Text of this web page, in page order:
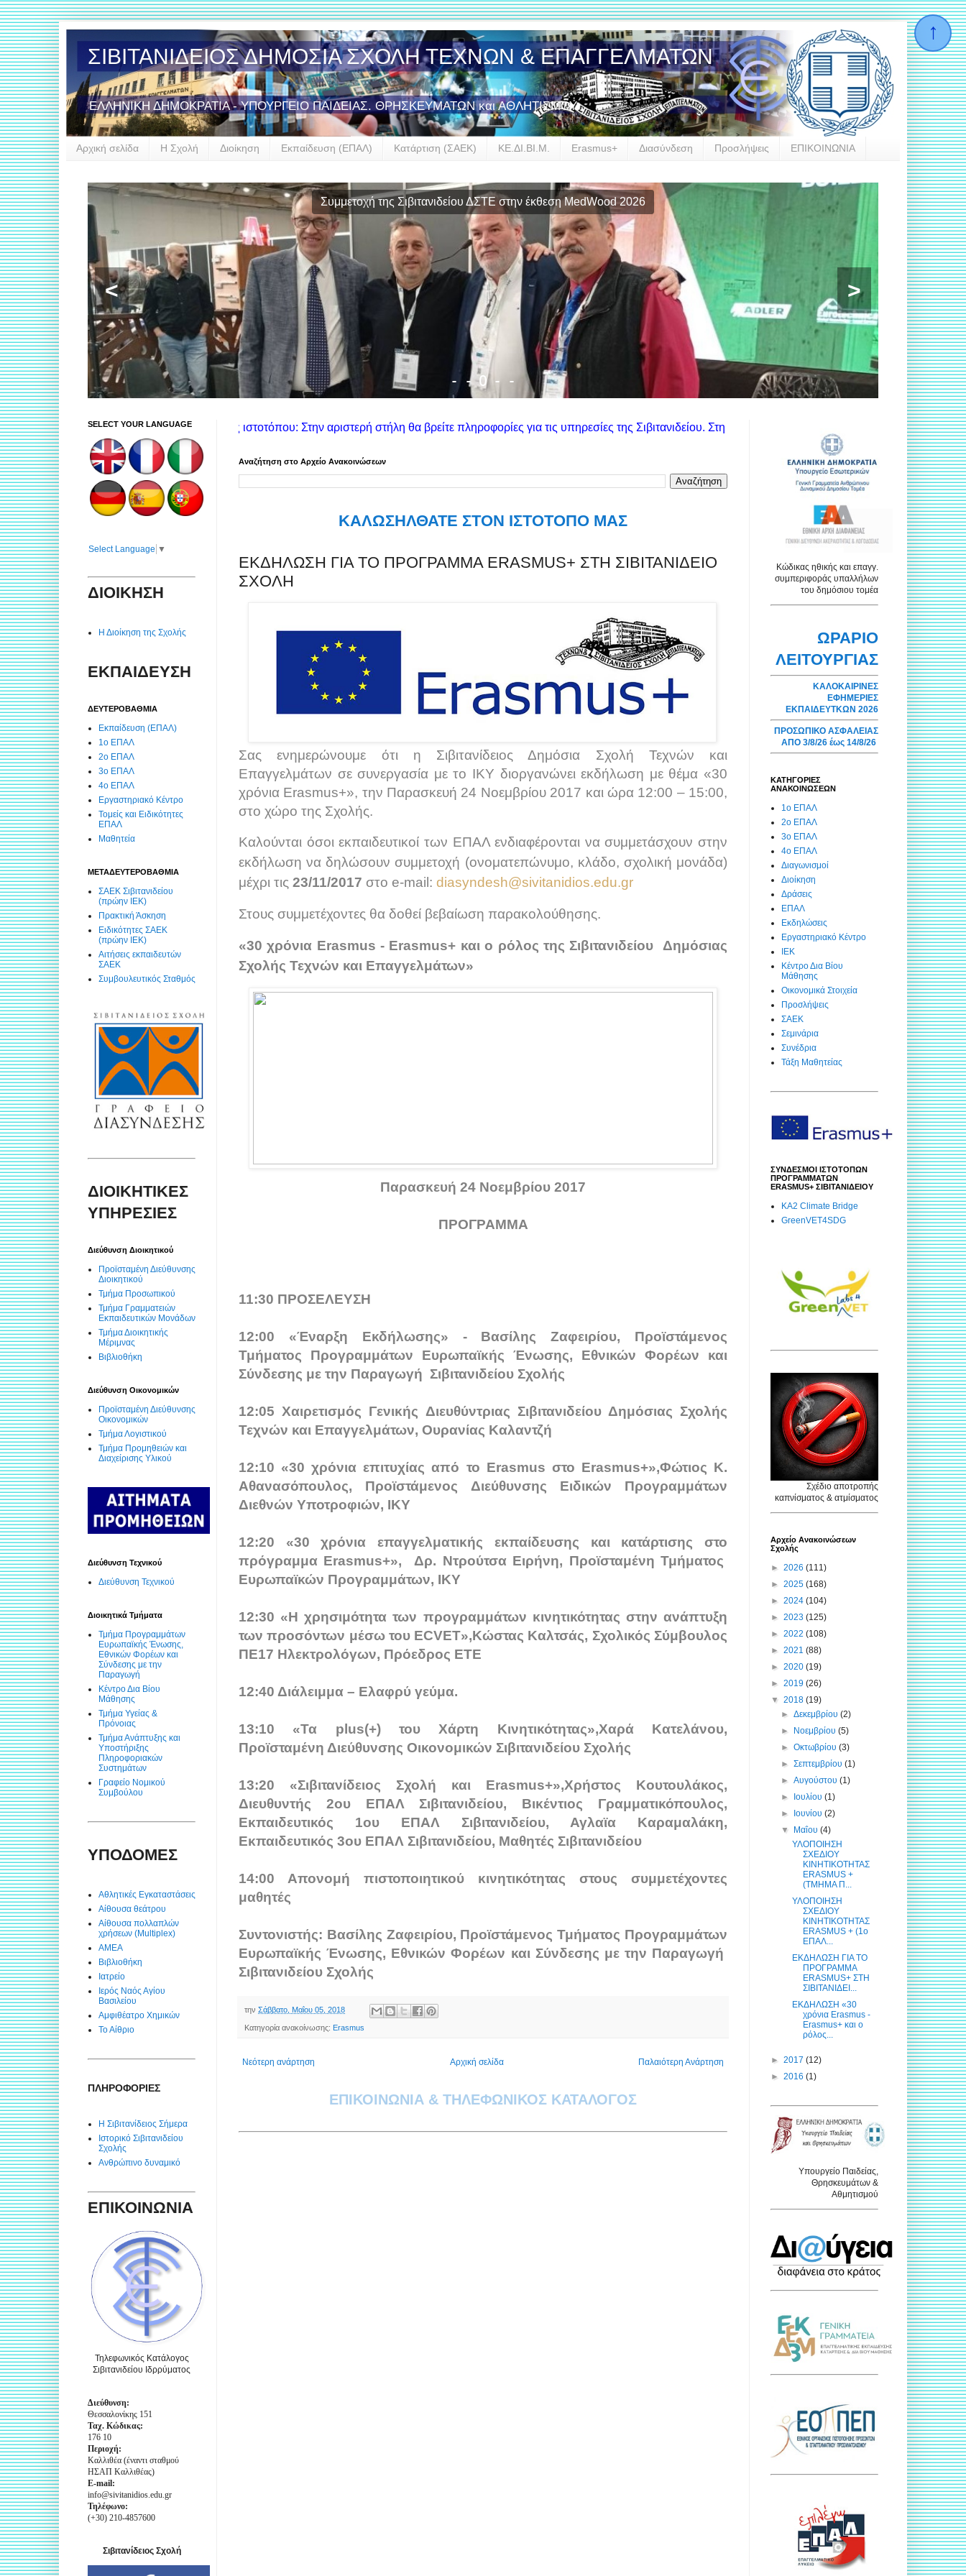
ΣΙΒΙΤΑΝΙΔΕΙΟΣ ΔΗΜΟΣΙΑ ΣΧΟΛΗ ΤΕΧΝΩΝ & ΕΠΑΓΓΕΛΜΑΤΩΝ
ΕΛΛΗΝΙΚΗ ΔΗΜΟΚΡΑΤΙΑ - ΥΠΟΥΡΓΕΙΟ ΠΑΙΔΕΙΑΣ. ΘΡΗΣΚΕΥΜΑΤΩΝ και ΑΘΛΗΤΙΣΜΟΥ
Αρχική σελίδα Η Σχολή Διοίκηση Εκπαίδευση (ΕΠΑΛ) Κατάρτιση (ΣΑΕΚ) ΚΕ.ΔΙ.ΒΙ.Μ. Erasmus+ Διασύνδεση Προσλήψεις ΕΠΙΚΟΙΝΩΝΙΑ
Συμμετοχή της Σιβιτανιδείου ΔΣΤΕ στην έκθεση MedWood 2026
< >
- - O - -
Οδηγίες χρήσης ιστοτόπου: Στην αριστερή στήλη θα βρείτε πληροφορίες για τις υπηρεσίες της Σιβιτανιδείου. Στη δεξιά στήλη θα βρείτε τις ανακοινώσεις των αντίστοιχων
Αναζήτηση στο Αρχείο Ανακοινώσεων
ΚΑΛΩΣΗΛΘΑΤΕ ΣΤΟΝ ΙΣΤΟΤΟΠΟ ΜΑΣ
ΕΚΔΗΛΩΣΗ ΓΙΑ ΤΟ ΠΡΟΓΡΑΜΜΑ ERASMUS+ ΣΤΗ ΣΙΒΙΤΑΝΙΔΕΙΟ
ΣΧΟΛΗ
Σας ενημερώνουμε ότι η Σιβιτανίδειος Δημόσια Σχολή Τεχνών και
Επαγγελμάτων σε συνεργασία με το ΙΚΥ διοργανώνει εκδήλωση με θέμα «30
χρόνια Erasmus+», την Παρασκευή 24 Νοεμβρίου 2017 και ώρα 12:00 – 15:00,
στο χώρο της Σχολής.
Καλούνται όσοι εκπαιδευτικοί των ΕΠΑΛ ενδιαφέρονται να συμμετάσχουν στην
εκδήλωση να δηλώσουν συμμετοχή (ονοματεπώνυμο, κλάδο, σχολική μονάδα)
μέχρι τις 23/11/2017 στο e-mail: diasyndesh@sivitanidios.edu.gr
Στους συμμετέχοντες θα δοθεί βεβαίωση παρακολούθησης.
«30 χρόνια Erasmus - Erasmus+ και ο ρόλος της Σιβιτανιδείου Δημόσιας
Σχολής Τεχνών και Επαγγελμάτων»
Παρασκευή 24 Νοεμβρίου 2017
ΠΡΟΓΡΑΜΜΑ
11:30 ΠΡΟΣΕΛΕΥΣΗ
12:00 «Έναρξη Εκδήλωσης» - Βασίλης Ζαφειρίου, Προϊστάμενος
Τμήματος Προγραμμάτων Ευρωπαϊκής Ένωσης, Εθνικών Φορέων και
Σύνδεσης με την Παραγωγή Σιβιτανιδείου Σχολής
12:05 Χαιρετισμός Γενικής Διευθύντριας Σιβιτανιδείου Δημόσιας Σχολής
Τεχνών και Επαγγελμάτων, Ουρανίας Καλαντζή
12:10 «30 χρόνια επιτυχίας από το Εrasmus στο Εrasmus+»,Φώτιος Κ.
Αθανασόπουλος, Προϊστάμενος Διεύθυνσης Ειδικών Προγραμμάτων
Διεθνών Υποτροφιών, ΙΚΥ
12:20 «30 χρόνια επαγγελματικής εκπαίδευσης και κατάρτισης στο
πρόγραμμα Εrasmus+», Δρ. Ντρούτσα Ειρήνη, Προϊσταμένη Τμήματος
Ευρωπαϊκών Προγραμμάτων, ΙΚΥ
12:30 «Η χρησιμότητα των προγραμμάτων κινητικότητας στην ανάπτυξη
των προσόντων μέσω του ECVET»,Κώστας Καλτσάς, Σχολικός Σύμβουλος
ΠΕ17 Ηλεκτρολόγων, Πρόεδρος ΕΤΕ
12:40 Διάλειμμα – Ελαφρύ γεύμα.
13:10 «Τα plus(+) του Χάρτη Κινητικότητας»,Χαρά Κατελάνου,
Προϊσταμένη Διεύθυνσης Οικονομικών Σιβιτανιδείου Σχολής
13:20 «Σιβιτανίδειος Σχολή και Erasmus+»,Χρήστος Κουτουλάκος,
Διευθυντής 2ου ΕΠΑΛ Σιβιτανιδείου, Βικέντιος Γραμματικόπουλος,
Εκπαιδευτικός 1ου ΕΠΑΛ Σιβιτανιδείου, Αγλαϊα Καραμαλάκη,
Εκπαιδευτικός 3ου ΕΠΑΛ Σιβιτανιδείου, Μαθητές Σιβιτανιδείου
14:00 Απονομή πιστοποιητικού κινητικότητας στους συμμετέχοντες
μαθητές
Συντονιστής: Βασίλης Ζαφειρίου, Προϊστάμενος Τμήματος Προγραμμάτων
Ευρωπαϊκής Ένωσης, Εθνικών Φορέων και Σύνδεσης με την Παραγωγή
Σιβιτανιδείου Σχολής
την Σάββατο, Μαΐου 05, 2018
Κατηγορία ανακοίνωσης: Erasmus
Νεότερη ανάρτηση Παλαιότερη Ανάρτηση
Αρχική σελίδα
ΕΠΙΚΟΙΝΩΝΙΑ & ΤΗΛΕΦΩΝΙΚΟΣ ΚΑΤΑΛΟΓΟΣ
SELECT YOUR LANGUAGE
Select Language ▼
ΔΙΟΙΚΗΣΗ
Η Διοίκηση της Σχολής
ΕΚΠΑΙΔΕΥΣΗ
ΔΕΥΤΕΡΟΒΑΘΜΙΑ
Εκπαίδευση (ΕΠΑΛ)
1ο ΕΠΑΛ
2ο ΕΠΑΛ
3ο ΕΠΑΛ
4ο ΕΠΑΛ
Εργαστηριακό Κέντρο
Τομείς και Ειδικότητες
ΕΠΑΛ
Μαθητεία
ΜΕΤΑΔΕΥΤΕΡΟΒΑΘΜΙΑ
ΣΑΕΚ Σιβιτανιδείου
(πρώην ΙΕΚ)
Πρακτική Άσκηση
Ειδικότητες ΣΑΕΚ
(πρώην ΙΕΚ)
Αιτήσεις εκπαιδευτών
ΣΑΕΚ
Συμβουλευτικός Σταθμός
ΔΙΟΙΚΗΤΙΚΕΣ
ΥΠΗΡΕΣΙΕΣ
Διεύθυνση Διοικητικού
Προϊσταμένη Διεύθυνσης
Διοικητικού
Τμήμα Προσωπικού
Τμήμα Γραμματειών
Εκπαιδευτικών Μονάδων
Τμήμα Διοικητικής
Μέριμνας
Βιβλιοθήκη
Διεύθυνση Οικονομικών
Προϊσταμένη Διεύθυνσης
Οικονομικών
Τμήμα Λογιστικού
Τμήμα Προμηθειών και
Διαχείρισης Υλικού
Διεύθυνση Τεχνικού
Διεύθυνση Τεχνικού
Διοικητικά Τμήματα
Τμήμα Προγραμμάτων
Ευρωπαϊκής Ένωσης,
Εθνικών Φορέων και
Σύνδεσης με την
Παραγωγή
Κέντρο Δια Βίου
Μάθησης
Τμήμα Υγείας &
Πρόνοιας
Τμήμα Ανάπτυξης και
Υποστήριξης
Πληροφοριακών
Συστημάτων
Γραφείο Νομικού
Συμβούλου
ΥΠΟΔΟΜΕΣ
Αθλητικές Εγκαταστάσεις
Αίθουσα θεάτρου
Αίθουσα πολλαπλών
χρήσεων (Multiplex)
ΑΜΕΑ
Βιβλιοθήκη
Ιατρείο
Ιερός Ναός Αγίου
Βασιλείου
Αμφιθέατρο Χημικών
Το Αίθριο
ΠΛΗΡΟΦΟΡΙΕΣ
Η Σιβιτανίδειος Σήμερα
Ιστορικό Σιβιτανιδείου
Σχολής
Ανθρώπινο δυναμικό
ΕΠΙΚΟΙΝΩΝΙΑ
Τηλεφωνικός Κατάλογος
Σιβιτανιδείου Ιδρρύματος
Διεύθυνση:
Θεσσαλονίκης 151
Ταχ. Κώδικας:
176 10
Περιοχή:
Καλλιθέα (έναντι σταθμού
ΗΣΑΠ Καλλιθέας)
E-mail:
info@sivitanidios.edu.gr
Τηλέφωνο:
(+30) 210-4857600
Σιβιτανίδειος Σχολή
Κώδικας ηθικής και επαγγ.
συμπεριφοράς υπαλλήλων
του δημόσιου τομέα
ΩΡΑΡΙΟ
ΛΕΙΤΟΥΡΓΙΑΣ
ΚΑΛΟΚΑΙΡΙΝΕΣ
ΕΦΗΜΕΡΙΕΣ
ΕΚΠΑΙΔΕΥΤΚΩΝ 2026
ΠΡΟΣΩΠΙΚΟ ΑΣΦΑΛΕΙΑΣ
ΑΠΟ 3/8/26 έως 14/8/26
ΚΑΤΗΓΟΡΙΕΣ
ΑΝΑΚΟΙΝΩΣΕΩΝ
1ο ΕΠΑΛ
2ο ΕΠΑΛ
3ο ΕΠΑΛ
4ο ΕΠΑΛ
Διαγωνισμοί
Διοίκηση
Δράσεις
ΕΠΑΛ
Εκδηλώσεις
Εργαστηριακό Κέντρο
ΙΕΚ
Κέντρο Δια Βίου
Μάθησης
Οικονομικά Στοιχεία
Προσλήψεις
ΣΑΕΚ
Σεμινάρια
Συνέδρια
Τάξη Μαθητείας
ΣΥΝΔΕΣΜΟΙ ΙΣΤΟΤΟΠΩΝ
ΠΡΟΓΡΑΜΜΑΤΩΝ
ERASMUS+ ΣΙΒΙΤΑΝΙΔΕΙΟΥ
KA2 Climate Bridge
GreenVET4SDG
Σχέδιο αποτροπής
καπνίσματος & ατμίσματος
Αρχείο Ανακοινώσεων
Σχολής
► 2026 (111)
► 2025 (168)
► 2024 (104)
► 2023 (125)
► 2022 (108)
► 2021 (88)
► 2020 (19)
► 2019 (26)
▼ 2018 (19)
►Δεκεμβρίου(2)
► Νοεμβρίου(5)
►Οκτωβρίου(3)
►Σεπτεμβρίου(1)
►Αυγούστου(1)
► Ιουλίου(1)
► Ιουνίου(2)
▼ Μαΐου(4)
ΥΛΟΠΟΙΗΣΗ
ΣΧΕΔΙΟΥ
ΚΙΝΗΤΙΚΟΤΗΤΑΣ
ERASMUS +
(ΤΜΗΜΑ Π...
ΥΛΟΠΟΙΗΣΗ
ΣΧΕΔΙΟΥ
ΚΙΝΗΤΙΚΟΤΗΤΑΣ
ERASMUS + (1o
ΕΠΑΛ...
ΕΚΔΗΛΩΣΗ ΓΙΑ ΤΟ
ΠΡΟΓΡΑΜΜΑ
ERASMUS+ ΣΤΗ
ΣΙΒΙΤΑΝΙΔΕΙ...
ΕΚΔΗΛΩΣΗ «30
χρόνια Erasmus -
Erasmus+ και ο
ρόλος...
► 2017 (12)
► 2016 (1)
Υπουργείο Παιδείας,
Θρησκευμάτων &
Αθμητισμού